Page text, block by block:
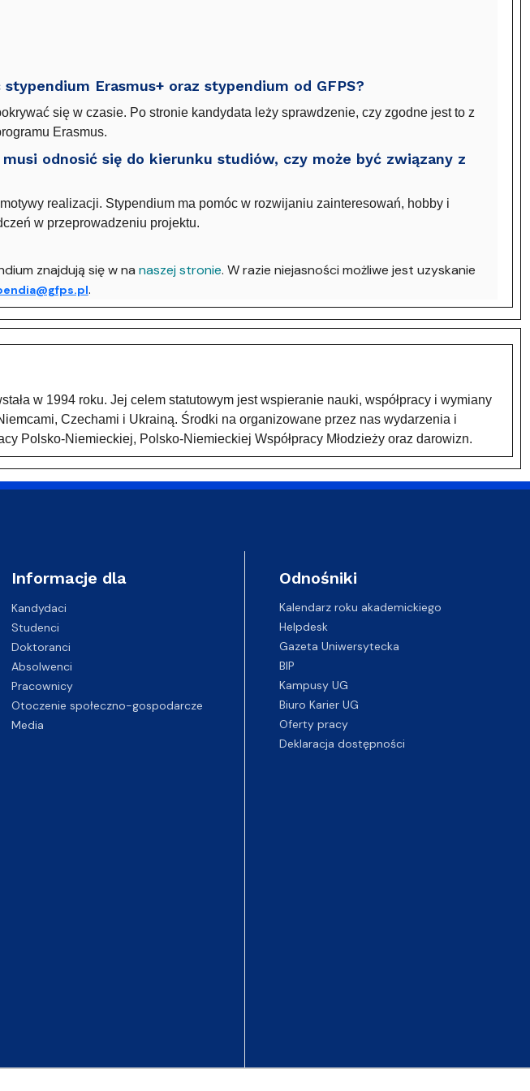
Erasmus+ oraz stypendium od GFPS?
się w czasie. Po stronie kandydata leży sprawdzenie, czy zgodne jest to z
Erasmus.
odnosić się do kierunku studiów, czy może być związany z
realizacji. Stypendium ma pomóc w rozwijaniu zainteresowań, hobby i
w przeprowadzeniu projektu.
znajdują się w na naszej stronie. W razie niejasności możliwe jest uzyskanie
.
w 1994 roku. Jej celem statutowym jest wspieranie nauki, współpracy i wymiany
Czechami i Ukrainą. Środki na organizowane przez nas wydarzenia i
Polsko-Niemieckiej, Polsko-Niemieckiej Współpracy Młodzieży oraz darowizn.
Informacje dla
Kandydaci
Studenci
Doktoranci
Absolwenci
Pracownicy
Otoczenie społeczno-gospodarcze
Media
Odnośniki
Kalendarz roku akademickiego
Helpdesk
Gazeta Uniwersytecka
BIP
Kampusy UG
Biuro Karier UG
Oferty pracy
Deklaracja dostępności